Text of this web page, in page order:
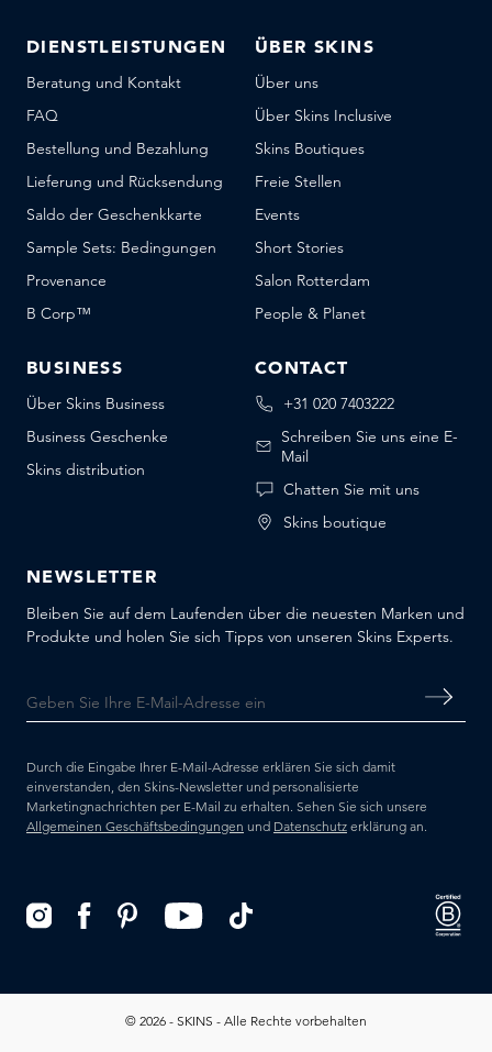
DIENSTLEISTUNGEN
Beratung und Kontakt
FAQ
Bestellung und Bezahlung
Lieferung und Rücksendung
Saldo der Geschenkkarte
Sample Sets: Bedingungen
Provenance
B Corp™
ÜBER SKINS
Über uns
Über Skins Inclusive
Skins Boutiques
Freie Stellen
Events
Short Stories
Salon Rotterdam
People & Planet
BUSINESS
Über Skins Business
Business Geschenke
Skins distribution
CONTACT
+31 020 7403222
Schreiben Sie uns eine E-
Mail
Chatten Sie mit uns
Skins boutique
NEWSLETTER
Bleiben Sie auf dem Laufenden über die neuesten Marken und
Produkte und holen Sie sich Tipps von unseren Skins Experts.
Durch die Eingabe Ihrer E-Mail-Adresse erklären Sie sich damit
einverstanden, den Skins-Newsletter und personalisierte
Marketingnachrichten per E-Mail zu erhalten. Sehen Sie sich unsere
Allgemeinen Geschäftsbedingungen und Datenschutz erklärung an.
© 2026 - SKINS - Alle Rechte vorbehalten